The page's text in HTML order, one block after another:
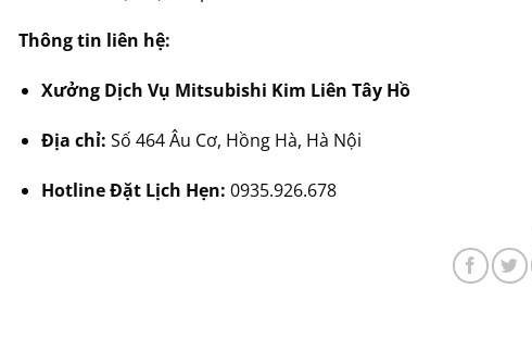
Thông tin liên hệ:
Xưởng Dịch Vụ Mitsubishi Kim Liên Tây Hồ
Địa chỉ: Số 464 Âu Cơ, Hồng Hà, Hà Nội
Hotline Đặt Lịch Hẹn: 0935.926.678